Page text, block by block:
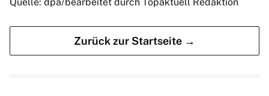
Zurück zur Startseite →